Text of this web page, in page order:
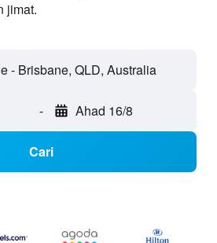
jimat.
- Brisbane, QLD, Australia
- Ahad 16/8
Cari